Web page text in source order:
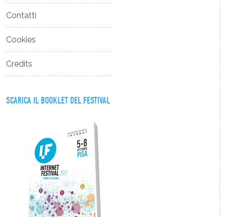
Contatti
Cookies
Credits
SCARICA IL BOOKLET DEL FESTIVAL